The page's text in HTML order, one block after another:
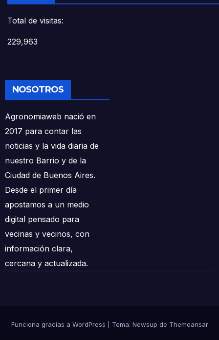
Total de visitas:
229,963
NOSOTROS
Agronomiaweb nació en
2017 para contar las
noticias y la vida diaria de
nuestro Barrio y de la
Ciudad de Buenos Aires.
Desde el primer día
apostamos a un medio
digital pensado para
vecinas y vecinos, con
información clara,
cercana y actualizada.
Funciona gracias a WordPress Tema: Newsup de Themeansar